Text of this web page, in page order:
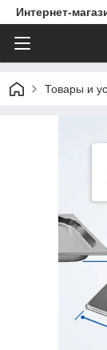
Интернет-
Товары и